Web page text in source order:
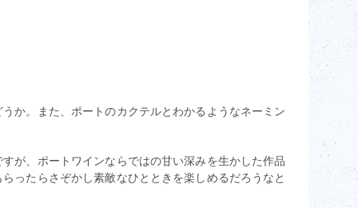
か。また、ポートのカクテルとわかるようなネーミン
が、ポートワインならではの甘い深みを生かした作品
ったらさぞかし素敵なひとときを楽しめるだろうなと